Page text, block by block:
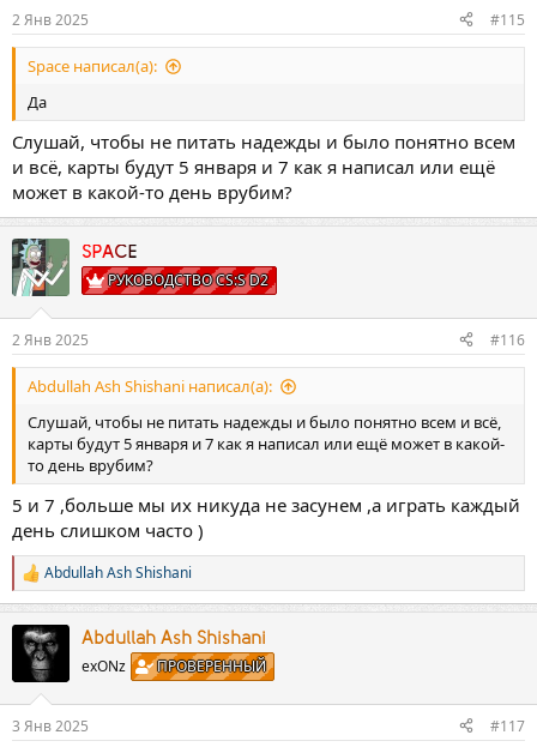
2 Янв 2025 #115
Space написал(а):
Да
Слушай, чтобы не питать надежды и было понятно всем
и всё, карты будут 5 января и 7 как я написал или ещё
может в какой-то день врубим?
SPACE
РУКОВОДСТВО CS:S D2
2 Янв 2025 #116
Abdullah Ash Shishani написал(а):
Слушай, чтобы не питать надежды и было понятно всем и всё,
карты будут 5 января и 7 как я написал или ещё может в какой-
то день врубим?
5 и 7 ,больше мы их никуда не засунем ,а играть каждый
день слишком часто )
Р
е
к
ц
Abdullah Ash Shishani
Abdullah Ash Shishani
exONz ПРОВЕРЕННЫЙ
3 Янв 2025 #117